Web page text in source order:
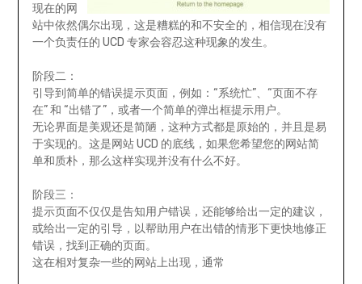
现在的网
站中依然偶尔出现，这是糟糕的和不安全的，相信现在没有
一个负责任的 UCD 专家会容忍这种现象的发生。
阶段二：
引导到简单的错误提示页面，例如：“系统忙”、“页面不存
在” 和 “出错了”，或者一个简单的弹出框提示用户。
无论界面是美观还是简陋，这种方式都是原始的，并且是易
于实现的。这是网站 UCD 的底线，如果您希望您的网站简
单和质朴，那么这样实现并没有什么不好。
阶段三：
提示页面不仅仅是告知用户错误，还能够给出一定的建议，
或给出一定的引导，以帮助用户在出错的情形下更快地修正
错误，找到正确的页面。
这在相对复杂一些的网站上出现，通常